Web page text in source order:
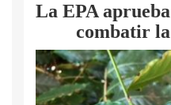
La EPA
combatir